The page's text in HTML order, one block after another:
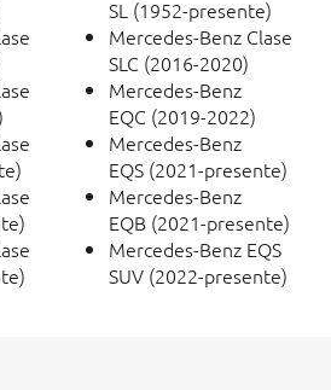
SL (1952-presente)
Mercedes-Benz Clase
SLC (2016-2020)
Mercedes-Benz
EQC (2019-2022)
Mercedes-Benz
EQS (2021-presente)
Mercedes-Benz
EQB (2021-presente)
Mercedes-Benz EQS
SUV (2022-presente)